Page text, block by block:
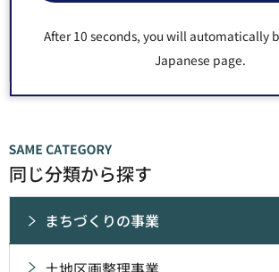
After 10 seconds, you will automatically
Japanese page.
同じ分類から探す
まちづくりの事業